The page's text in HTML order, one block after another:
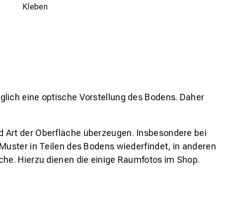
Kleben
eine optische Vorstellung des Bodens. Daher
Art der Oberfläche überzeugen. Insbesondere bei
in Teilen des Bodens wiederfindet, in anderen
Hierzu dienen die einige Raumfotos im Shop.